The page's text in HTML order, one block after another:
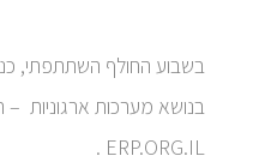
בנושא מערכות ארגוניות
ERP.ORG.IL .